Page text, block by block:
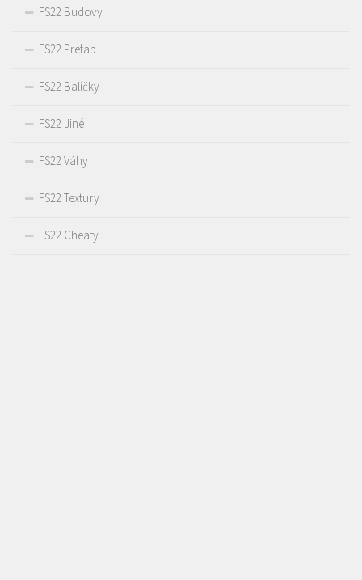
FS22 Budovy
FS22 Prefab
FS22 Balíčky
FS22 Jiné
FS22 Váhy
FS22 Textury
FS22 Cheaty